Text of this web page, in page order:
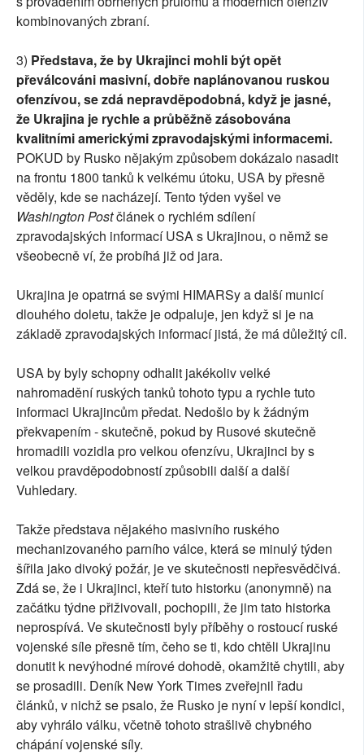
kombinovaných zbraní.
3) Představa, že by Ukrajinci mohli být opět
převálcováni masivní, dobře naplánovanou ruskou
ofenzívou, se zdá nepravděpodobná, když je jasné,
že Ukrajina je rychle a průběžně zásobována
kvalitními americkými zpravodajskými informacemi.
POKUD by Rusko nějakým způsobem dokázalo nasadit
na frontu 1800 tanků k velkému útoku, USA by přesně
věděly, kde se nacházejí. Tento týden vyšel ve
Washington Postčlánek o rychlém sdílení
zpravodajských informací USA s Ukrajinou, o němž se
všeobecně ví, že probíhá již od jara.
Ukrajina je opatrná se svými HIMARSy a další municí
dlouhého doletu, takže je odpaluje, jen když si je na
základě zpravodajských informací jistá, že má důležitý cíl.
USA by byly schopny odhalit jakékoliv velké
nahromadění ruských tanků tohoto typu a rychle tuto
informaci Ukrajincům předat. Nedošlo by k žádným
překvapením - skutečně, pokud by Rusové skutečně
hromadili vozidla pro velkou ofenzívu, Ukrajinci by s
velkou pravděpodobností způsobili další a další
Vuhledary.
Takže představa nějakého masivního ruského
mechanizovaného parního válce, která se minulý týden
šířila jako divoký požár, je ve skutečnosti nepřesvědčivá.
Zdá se, že i Ukrajinci, kteří tuto historku (anonymně) na
začátku týdne přiživovali, pochopili, že jim tato historka
neprospívá. Ve skutečnosti byly příběhy o rostoucí ruské
vojenské síle přesně tím, čeho se ti, kdo chtěli Ukrajinu
donutit k nevýhodné mírové dohodě, okamžitě chytili, aby
se prosadili. Deník New York Times zveřejnil řadu
článků, v nichž se psalo, že Rusko je nyní v lepší kondici,
aby vyhrálo válku, včetně tohoto strašlivě chybného
chápání vojenské síly.